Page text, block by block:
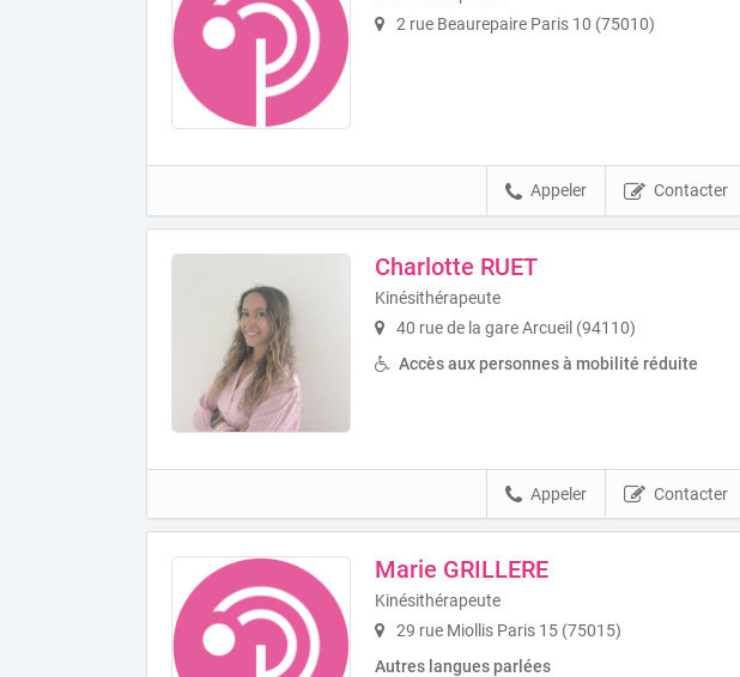
2 rue Beaurepaire Paris 10 (75010)
Contacter
Appeler
Charlotte RUET
Kinésithérapeute
40 rue de la gare Arcueil (94110)
Accès aux personnes à mobilité réduite
Contacter
Appeler
Marie GRILLERE
Kinésithérapeute
29 rue Miollis Paris 15 (75015)
Autres langues parlées